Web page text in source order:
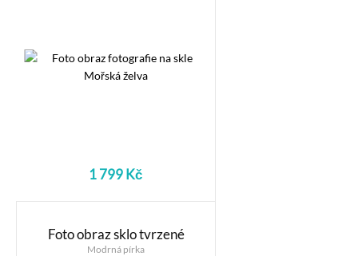
1 799 Kč
Foto obraz sklo tvrzené
Modrná pírka